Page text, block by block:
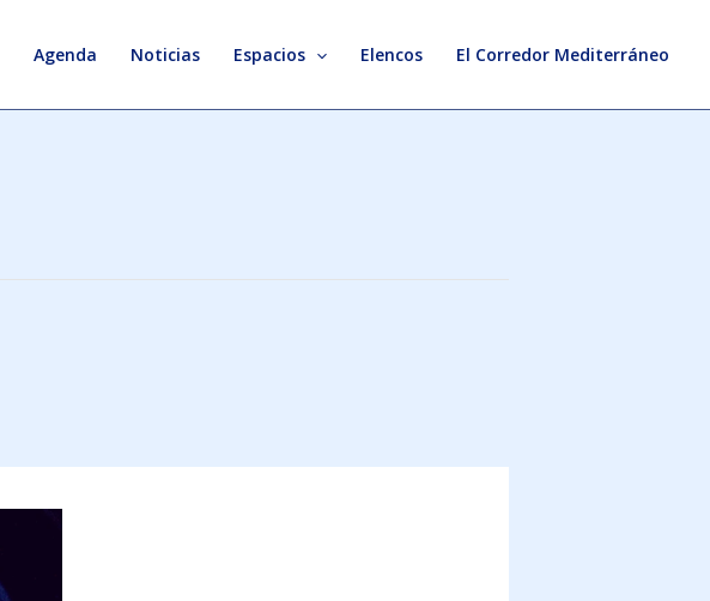
Agenda Noticias Espacios Elencos El Corredor Mediterráneo